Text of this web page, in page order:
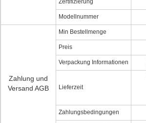
Zertifizierung
Modellnummer
Zahlung und
Versand AGB
Min Bestellmenge
Preis
Verpackung Informationen
Lieferzeit
Zahlungsbedingungen